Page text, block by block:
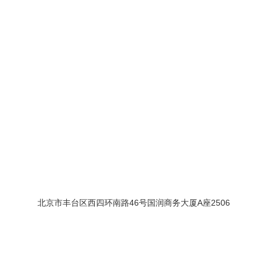
北京市丰台区西四环南路46号国润商务大厦A座2506